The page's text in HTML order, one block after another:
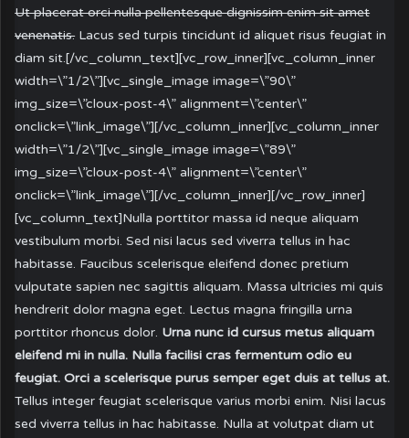
Ut placerat orci nulla pellentesque dignissim enim sit amet
venenatis.Lacus sed turpis tincidunt id aliquet risus feugiat in
diam sit.[/vc_column_text][vc_row_inner][vc_column_inner
width=\”1/2\”][vc_single_image image=\”90\”
img_size=\”cloux-post-4\” alignment=\”center\”
onclick=\”link_image\”][/vc_column_inner][vc_column_inner
width=\”1/2\”][vc_single_image image=\”89\”
img_size=\”cloux-post-4\” alignment=\”center\”
onclick=\”link_image\”][/vc_column_inner][/vc_row_inner]
[vc_column_text]Nulla porttitor massa id neque aliquam
vestibulum morbi. Sed nisi lacus sed viverra tellus in hac
habitasse. Faucibus scelerisque eleifend donec pretium
vulputate sapien nec sagittis aliquam. Massa ultricies mi quis
hendrerit dolor magna eget. Lectus magna fringilla urna
porttitor rhoncus dolor. Urna nunc id cursus metus aliquam
eleifend mi in nulla. Nulla facilisi cras fermentum odio eu
feugiat. Orci a scelerisque purus semper eget duis at tellus at.
Tellus integer feugiat scelerisque varius morbi enim. Nisi lacus
sed viverra tellus in hac habitasse. Nulla at volutpat diam ut